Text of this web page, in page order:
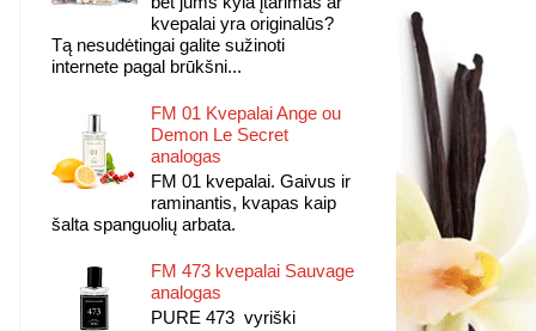
kvepalai yra originalūs?
Tą nesudėtingai galite sužinoti
internete pagal brūkšni...
FM 01 Kvepalai Ange ou
Demon Le Secret
analogas
FM 01 kvepalai. Gaivus ir
raminantis, kvapas kaip
šalta spanguolių arbata.
FM 473 kvepalai Sauvage
analogas
PURE 473 vyriški